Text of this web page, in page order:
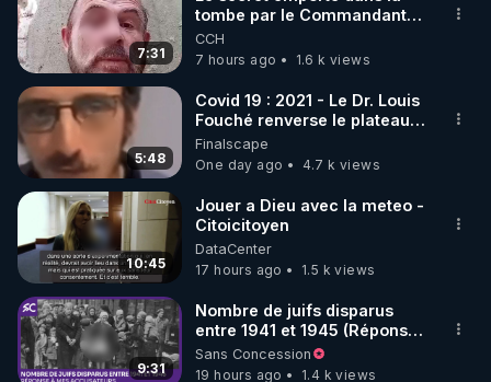
🌱 INSTAGRAM
https://www.instagram.com/rdlr_thierrycasasnovas/
http://rgnr.li/instagram
🌱 LA NEWSLETTER
Pour ne pas rater l’actualité RGNR (stages,
http://rgnr.li/news
🌱 VIDÉOS NON CENSURÉES SUR ODYSEE
Toutes les vidéos Youtube sont aussi sur la
http://rgnr.li/odysee
7:31
tombe par le Commandant
Cousteau le 25 juin 1997
CCH
7 hours ago
1.6 k views
5:48
Covid 19 : 2021 - Le Dr. Louis
Fouché renverse le plateau
de CNews !
Finalscape
One day ago
4.7 k views
10:45
Jouer a Dieu avec la meteo -
Citoicitoyen
DataCenter
17 hours ago
1.5 k views
9:31
Nombre de juifs disparus
entre 1941 et 1945 (Réponse
à mes accusateurs)
Sans Concession
19 hours ago
1.4 k views